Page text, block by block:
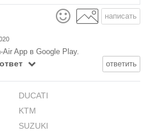
написать
Air App в Google Play.
ответить
DUCATI
KTM
SUZUKI